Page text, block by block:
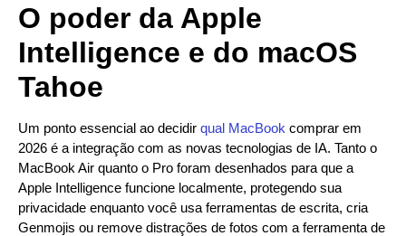
O poder da Apple
Intelligence e do macOS
Tahoe
Um ponto essencial ao decidir qual MacBook comprar em
2026 é a integração com as novas tecnologias de IA. Tanto o
MacBook Air quanto o Pro foram desenhados para que a
Apple Intelligence funcione localmente, protegendo sua
privacidade enquanto você usa ferramentas de escrita, cria
Genmojis ou remove distrações de fotos com a ferramenta de